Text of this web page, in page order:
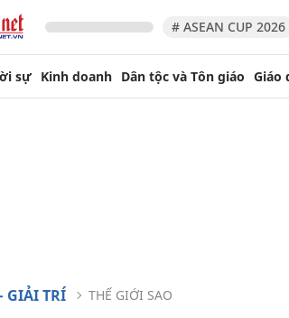
# ASEAN CUP 2026
sự Kinh doanh Dân tộc và Tôn giáo Giáo
GIẢI TRÍ THẾ GIỚI SAO